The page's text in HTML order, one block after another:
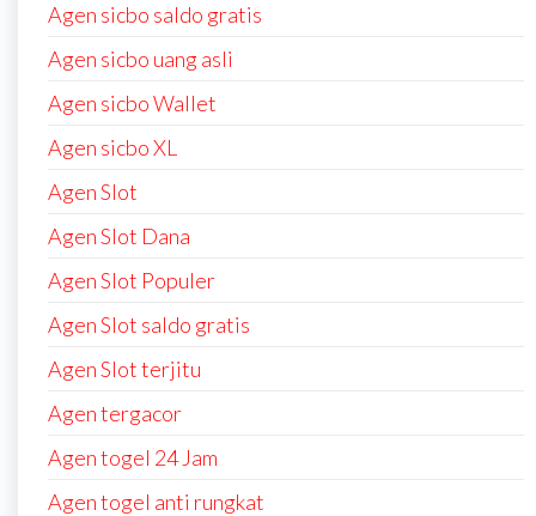
Agen sicbo saldo gratis
Agen sicbo uang asli
Agen sicbo Wallet
Agen sicbo XL
Agen Slot
Agen Slot Dana
Agen Slot Populer
Agen Slot saldo gratis
Agen Slot terjitu
Agen tergacor
Agen togel 24 Jam
Agen togel anti rungkat